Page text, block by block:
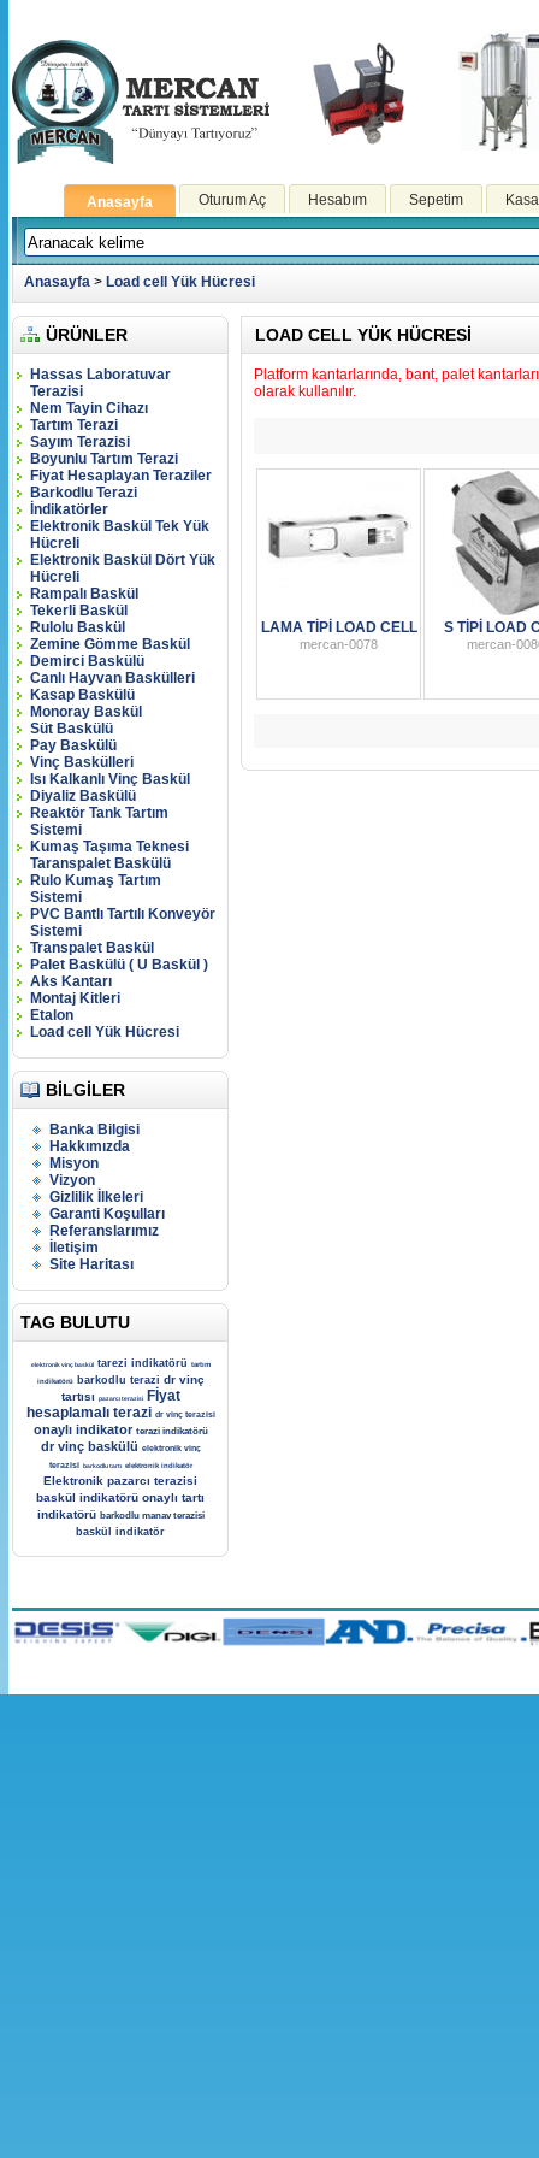
Anasayfa Oturum Aç Hesabım Sepetim
Anasayfa > Load cell Yük Hücresi
ÜRÜNLER
Hassas Laboratuvar
Terazisi
Nem Tayin Cihazı
Tartım Terazi
Sayım Terazisi
Boyunlu Tartım Terazi
Fiyat Hesaplayan Teraziler
Barkodlu Terazi
İndikatörler
Elektronik Baskül Tek Yük
Hücreli
Elektronik Baskül Dört Yük
Hücreli
Rampalı Baskül
Tekerli Baskül
Rulolu Baskül
Zemine Gömme Baskül
Demirci Baskülü
Canlı Hayvan Baskülleri
Kasap Baskülü
Monoray Baskül
Süt Baskülü
Pay Baskülü
Vinç Baskülleri
Isı Kalkanlı Vinç Baskül
Diyaliz Baskülü
Reaktör Tank Tartım
Sistemi
Kumaş Taşıma Teknesi
Taranspalet Baskülü
Rulo Kumaş Tartım
Sistemi
PVC Bantlı Tartılı Konveyör
Sistemi
Transpalet Baskül
Palet Baskülü ( U Baskül )
Aks Kantarı
Montaj Kitleri
Etalon
Load cell Yük Hücresi
BILGILER
Banka Bilgisi
Hakkımızda
Misyon
Vizyon
Gizlilik İlkeleri
Garanti Koşulları
Referanslarımız
İletişim
Site Haritası
TAG BULUTU
elektronik vinç baskül tarezi indikatörü tartım
indikatörü barkodlu terazi dr vinç
tartısı
pazarcı terazisi
Fİyat
hesaplamalı terazi dr vinç terazisi
onaylı indikator terazi indikatörü
dr vinç baskülü elektronik vinç
terazisi barkodlu tartı elektronik indikatör
Elektronik pazarcı terazisi
baskül indikatörü onaylı tartı
indikatörü barkodlu manav terazisi
baskül indikatör
LOAD CELL YÜK HÜCRESI
Platform kantarlarında, bant, palet
olarak kullanılır.
LAMA TİPİ LOAD CELL
mercan-0078
S TİPİ LOAD
mercan-